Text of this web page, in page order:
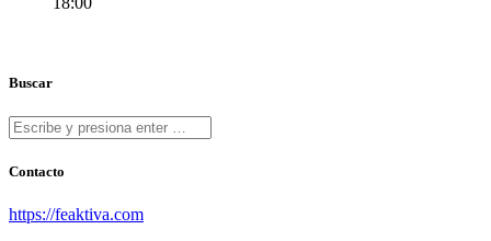
Buscar
Contacto
https://feaktiva.com